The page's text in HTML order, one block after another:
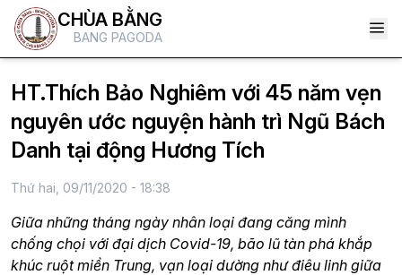
CHÙA BẰNG
BANG PAGODA
HT.Thích Bảo Nghiêm với 45 năm vẹn
nguyên ước nguyện hành trì Ngũ Bách
Danh tại động Hương Tích
Thứ hai, 09/11/2020 - 18:38
Giữa những tháng ngày nhân loại đang căng mình
chống chọi với đại dịch Covid-19, bão lũ tàn phá khắp
khúc ruột miền Trung, vạn loại dường như điêu linh giữa